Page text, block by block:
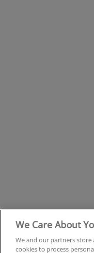
We Care About
We and our partners store
cookies to process